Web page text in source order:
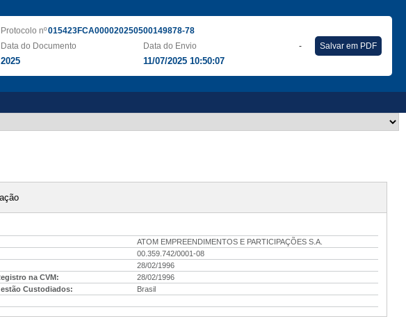
Protocolo nº015423FCA000020250500149878-78
Data do Documento
2025
Data do Envio
11/07/2025 10:50:07
- Salvar em PDF